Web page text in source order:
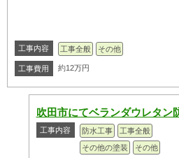
工事内容 工事全般 その他
工事費用 約12万円
吹田市にてベランダウレタン
工事内容 防水工事
工事全般
その他の塗装
その他